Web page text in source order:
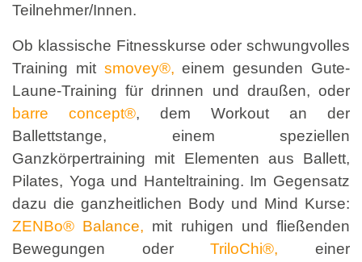
Teilnehmer/Innen.
Ob klassische Fitnesskurse oder schwungvolles
Training mit smovey®, einem gesunden Gute-
Laune-Training für drinnen und draußen, oder
barre concept®, dem Workout an der
Ballettstange, einem speziellen
Ganzkörpertraining mit Elementen aus Ballett,
Pilates, Yoga und Hanteltraining. Im Gegensatz
dazu die ganzheitlichen Body und Mind Kurse:
ZENBo® Balance, mit ruhigen und fließenden
Bewegungen oderTriloChi®,einer